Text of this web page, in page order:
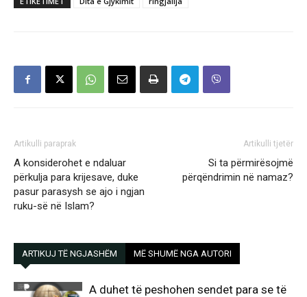
Artikulli paraprak
A konsiderohet e ndaluar
përkulja para krijesave, duke
pasur parasysh se ajo i ngjan
ruku-së në Islam?
Artikulli tjetër
Si ta përmirësojmë
përqëndrimin në namaz?
ARTIKUJ TË NGJASHËM MË SHUMË NGA AUTORI
A duhet të peshohen sendet para se të